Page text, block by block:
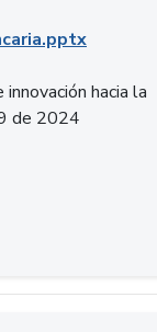
hacia la
de 2024